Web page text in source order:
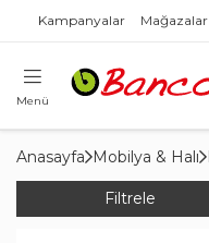
Kampanyalar Mağazalar
Menü
Anasayfa Mobilya & Halı
Filtrele